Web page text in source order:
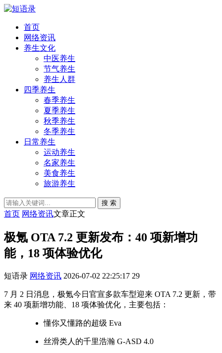
首页
网络资讯
养生文化
中医养生
节气养生
养生人群
四季养生
春季养生
夏季养生
秋季养生
冬季养生
日常养生
运动养生
名家养生
美食养生
旅游养生
搜 索
首页 网络资讯文章正文
极氪 OTA 7.2 更新发布：40 项新增功
能，18 项体验优化
短语录 网络资讯 2026-07-02 22:25:17 29
7 月 2 日消息，极氪今日官宣多款车型迎来 OTA 7.2 更新，带
来 40 项新增功能、18 项体验优化，主要包括：
懂你又懂路的超级 Eva
丝滑类人的千里浩瀚 G-ASD 4.0